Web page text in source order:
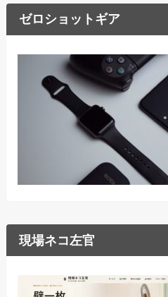
ゼロショットギア
現場ネコ左官